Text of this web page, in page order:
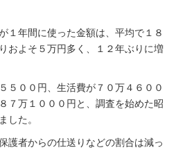
１年間に使った金額は、平均で１８
およそ５万円多く、１２年ぶりに増
５００円、生活費が７０万４６００
７万１０００円と、調査を始めた昭
した。
護者からの仕送りなどの割合は減っ